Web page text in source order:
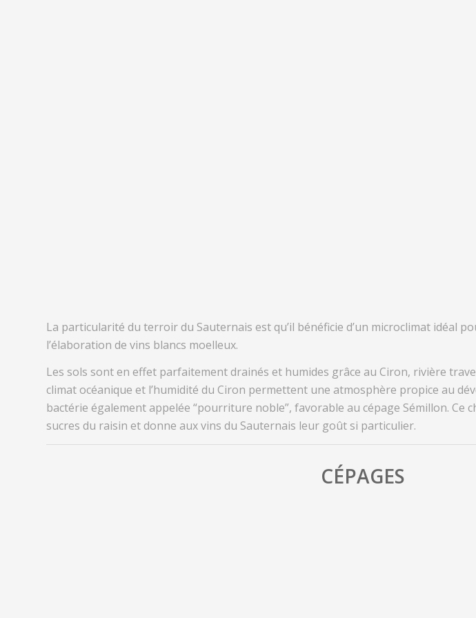
La particularité du terroir du Sauternais est qu’il bénéficie d’un microclimat idéal
l’élaboration de vins blancs moelleux.
Les sols sont en effet parfaitement drainés et humides grâce au Ciron, rivière
climat océanique et l’humidité du Ciron permettent une atmosphère propice au
bactérie également appelée “pourriture noble”, favorable au cépage Sémillon. Ce
sucres du raisin et donne aux vins du Sauternais leur goût si particulier.
CÉPAGES